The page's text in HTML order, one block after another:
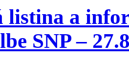
listina a
SNP –